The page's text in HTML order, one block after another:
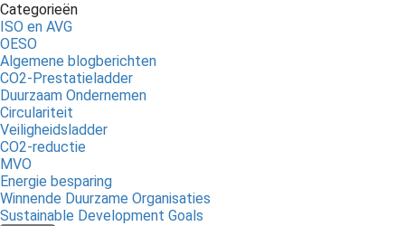
Categorieën
ISO en AVG
OESO
Algemene blogberichten
CO2-Prestatieladder
Duurzaam Ondernemen
Circulariteit
Veiligheidsladder
CO2-reductie
MVO
Energie besparing
Winnende Duurzame Organisaties
Sustainable Development Goals